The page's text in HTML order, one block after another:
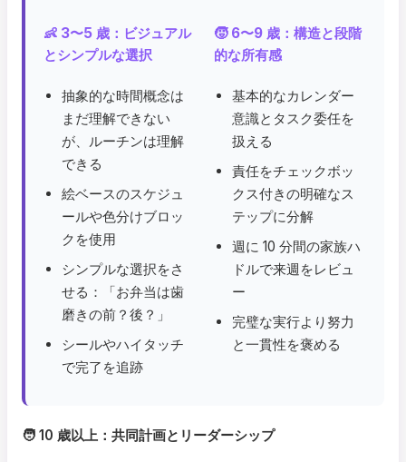
👶 3〜5 歳：ビジュアル
とシンプルな選択
抽象的な時間概念は
まだ理解できない
が、ルーチンは理解
できる
絵ベースのスケジュ
ールや色分けブロッ
クを使用
シンプルな選択をさ
せる：「お弁当は歯
磨きの前？後？」
シールやハイタッチ
で完了を追跡
🧒 6〜9 歳：構造と段階
的な所有感
基本的なカレンダー
意識とタスク委任を
扱える
責任をチェックボッ
クス付きの明確なス
テップに分解
週に 10 分間の家族ハ
ドルで来週をレビュ
ー
完璧な実行より努力
と一貫性を褒める
🧑 10 歳以上：共同計画とリーダーシップ